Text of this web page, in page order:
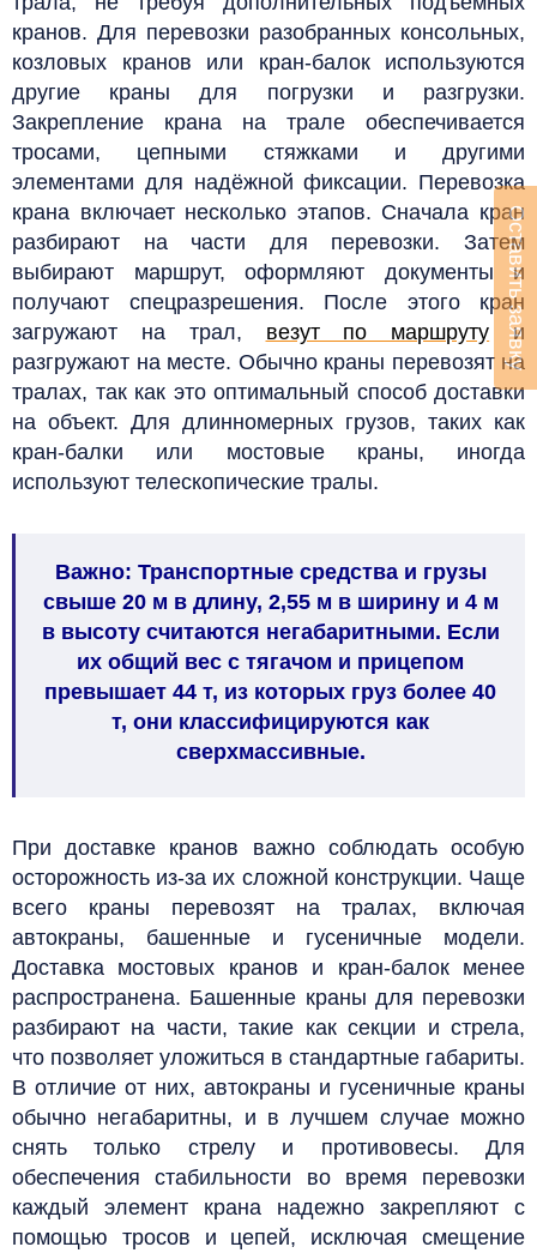
кранов. Для перевозки разобранных консольных,
козловых кранов или кран-балок используются
другие краны для погрузки и разгрузки.
Закрепление крана на трале обеспечивается
тросами, цепными стяжками и другими
элементами для надёжной фиксации. Перевозка
крана включает несколько этапов. Сначала кран
разбирают на части для перевозки. Затем
выбирают маршрут, оформляют документы и
получают спецразрешения. После этого кран
загружают на трал, везут по маршруту и
разгружают на месте. Обычно краны перевозят на
тралах, так как это оптимальный способ доставки
на объект. Для длинномерных грузов, таких как
кран-балки или мостовые краны, иногда
используют телескопические тралы.
Важно: Транспортные средства и грузы
свыше 20 м в длину, 2,55 м в ширину и 4 м
в высоту считаются негабаритными. Если
их общий вес с тягачом и прицепом
превышает 44 т, из которых груз более 40
т, они классифицируются как
сверхмассивные.
При доставке кранов важно соблюдать особую
осторожность из-за их сложной конструкции. Чаще
всего краны перевозят на тралах, включая
автокраны, башенные и гусеничные модели.
Доставка мостовых кранов и кран-балок менее
распространена. Башенные краны для перевозки
разбирают на части, такие как секции и стрела,
что позволяет уложиться в стандартные габариты.
В отличие от них, автокраны и гусеничные краны
обычно негабаритны, и в лучшем случае можно
снять только стрелу и противовесы. Для
обеспечения стабильности во время перевозки
каждый элемент крана надежно закрепляют с
помощью тросов и цепей, исключая смещение
Оставить заявку